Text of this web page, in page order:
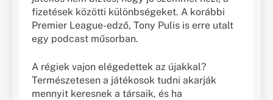
fizetések közötti különbségeket. A korábbi
Premier League-edző, Tony Pulis is erre utalt
egy podcast műsorban.
A régiek vajon elégedettek az újakkal?
Természetesen a játékosok tudni akarják
mennyit keresnek a társaik, és ha